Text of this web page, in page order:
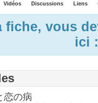
Vidéos Discussions Liens
fiche, vous
ici
恋の病